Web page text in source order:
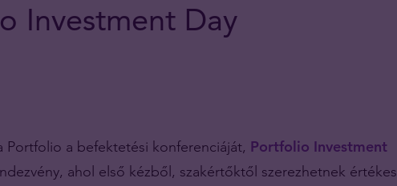
Investment Day
Portfolio a befektetési konferenciáját, Portfolio Investment
ahol első kézből, szakértőktől szerezhetnek értékes